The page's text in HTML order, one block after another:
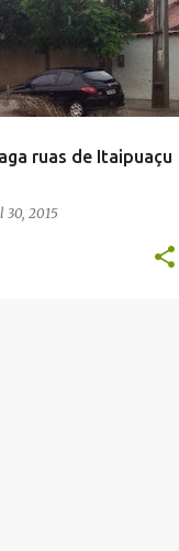
ruas de Itaipuaçu
30, 2015